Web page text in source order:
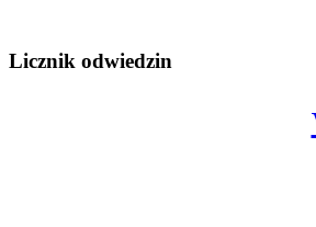
Licznik odwiedzin